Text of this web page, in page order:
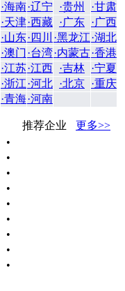
·海南·辽宁 ·贵州
·甘肃
·天津·西藏 ·广东 ·广西
·山东·四川 ·黑龙江·湖北
·澳门 ·台湾·内蒙古·香港
·江苏·江西 ·吉林 ·宁夏
·浙江·河北 ·北京 ·重庆
·青海·河南
推荐企业
更多>>
•
•
•
•
•
•
•
•
•